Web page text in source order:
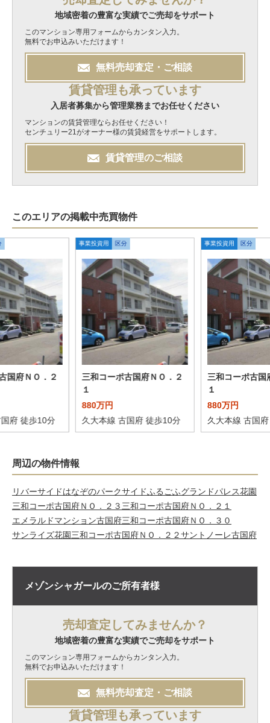
地域密着の豊富な実績でご売却をサポート
このマンション専用フォームからカンタン入力。
無料でお申込みいただけます！
無料売却査定・ご相談
賃貸管理も承っています
入居者募集から管理業務までお任せください
マンションの賃貸管理ならお任せください！
センチュリー21がオーナー様の賃貸経営をサポートします。
賃貸管理のご相談
このエリアの掲載中売買物件
国府ＮＯ．２
府 徒歩10分
事業投資用 区分
三和コーポ古国府ＮＯ．２
１
880万円
久大本線 古国府 徒歩10分
事業投資用 区分
三和コーポ古国
１
880万円
久大本線 古国
周辺の物件情報
リバーサイドはなぞのパークサイドふるごふグランドパレス花園
三和コーポ古国府ＮＯ．２３ 三和コーポ古国府ＮＯ．２１
エメラルドマンション古国府三和コーポ古国府ＮＯ．３０
サンライズ花園三和コーポ古国府ＮＯ．２２サントノーレ古国府
メゾンシャガールのご所有者様
売却査定してみませんか？
地域密着の豊富な実績でご売却をサポート
このマンション専用フォームからカンタン入力。
無料でお申込みいただけます！
無料売却査定・ご相談
賃貸管理も承っています